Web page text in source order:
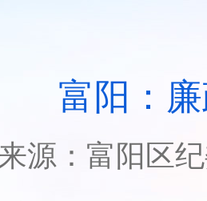
富阳：
源： 富阳区